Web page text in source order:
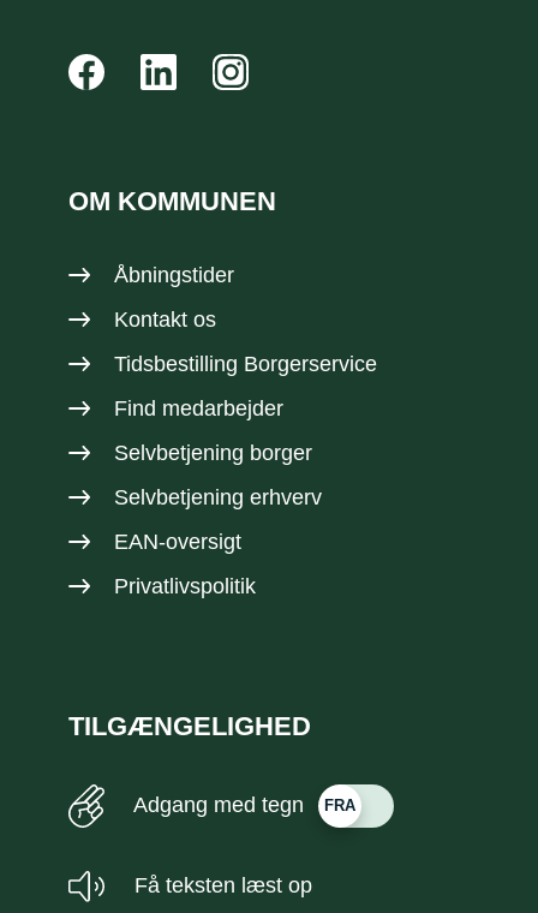
OM KOMMUNEN
Åbningstider
Kontakt os
Tidsbestilling Borgerservice
Find medarbejder
Selvbetjening borger
Selvbetjening erhverv
EAN-oversigt
Privatlivspolitik
TILGÆNGELIGHED
Adgang med tegn
Få teksten læst op